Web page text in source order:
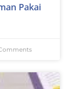
Pakai